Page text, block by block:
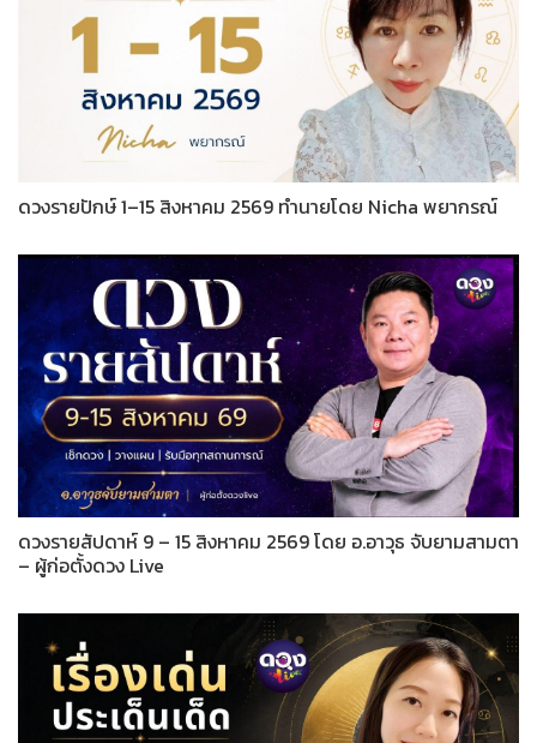
ดวงรายปักษ์ 1–15 สิงหาคม 2569 ทำนายโดย Nicha พยากรณ์
ดวงรายสัปดาห์ 9 – 15 สิงหาคม 2569 โดย อ.อาวุธ จับยามสามตา
– ผู้ก่อตั้งดวง Live